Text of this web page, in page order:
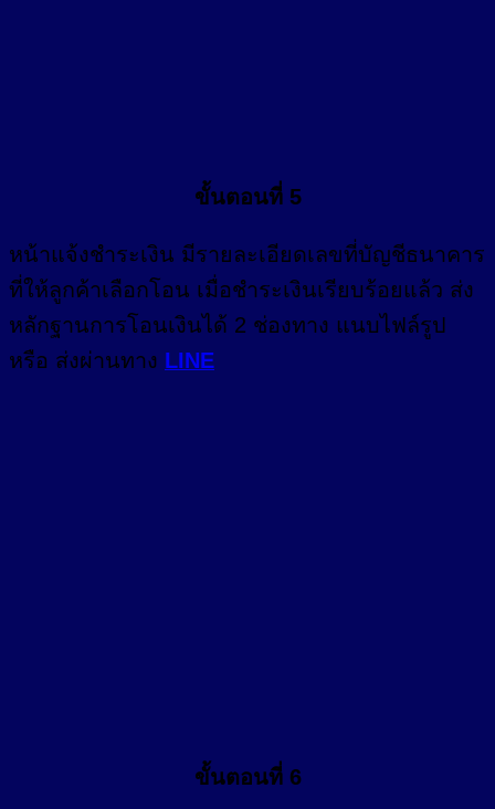
ขั้นตอนที่ 5
หน้าแจ้งชำระเงิน มีรายละเอียดเลขที่บัญชีธนาคาร
ที่ให้ลูกค้าเลือกโอน เมื่อชำระเงินเรียบร้อยแล้ว ส่ง
หลักฐานการโอนเงินได้ 2 ช่องทาง แนบไฟล์รูป
หรือ ส่งผ่านทาง LINE
ขั้นตอนที่ 6